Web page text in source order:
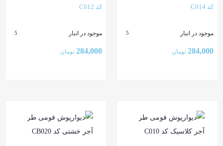
کد C014
موجود در انبار 5
284,000 تومان
کد C012
موجود در انبار 5
284,000 تومان